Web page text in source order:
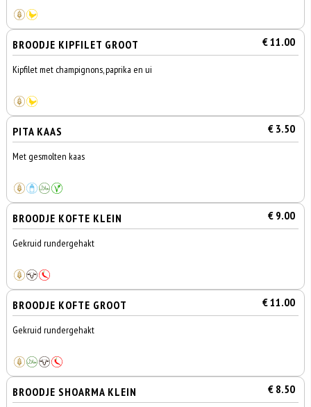
BROODJE KIPFILET GROOT € 11.00
Kipfilet met champignons, paprika en ui
PITA KAAS € 3.50
Met gesmolten kaas
BROODJE KOFTE KLEIN € 9.00
Gekruid rundergehakt
BROODJE KOFTE GROOT € 11.00
Gekruid rundergehakt
BROODJE SHOARMA KLEIN € 8.50